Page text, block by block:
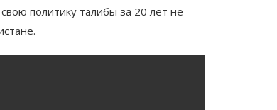
политику талибы за 20 лет не